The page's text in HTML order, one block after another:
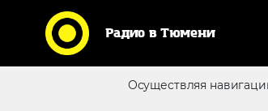
Радио в Тюмени
Осуществляя
Реклама в эфире